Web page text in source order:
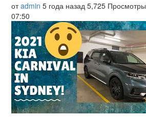
отadmin 5 года назад 5,725 Просмотры
07:50